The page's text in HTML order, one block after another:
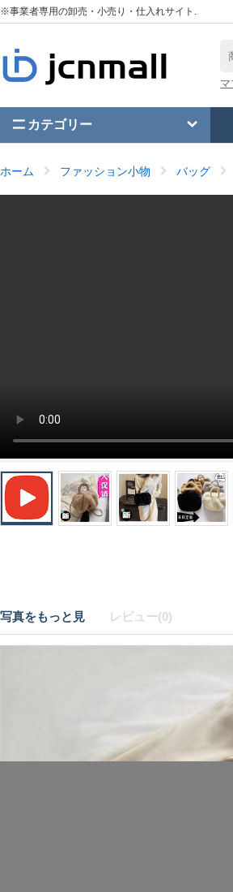
※事業者専用の卸売・小売り・仕入れサイト.
カテゴリー
ホーム ファッション小物 バッグ
写真をもっと見 レビュー(0)